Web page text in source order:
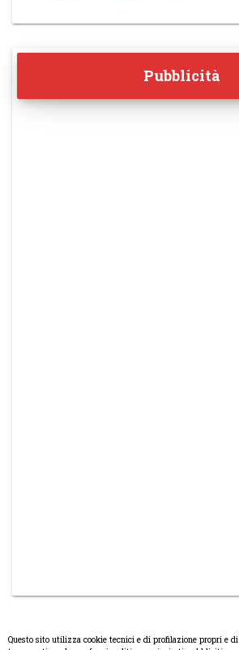
Pubblicità
Questo sito utilizza cookie tecnici e di profilazione propri e di